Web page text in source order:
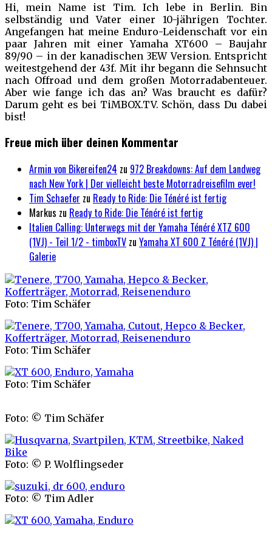
Hi, mein Name ist Tim. Ich lebe in Berlin. Bin
selbständig und Vater einer 10-jährigen Tochter.
Angefangen hat meine Enduro-Leidenschaft vor ein
paar Jahren mit einer Yamaha XT600 – Baujahr
89/90 – in der kanadischen 3EW Version. Entspricht
weitestgehend der 43f. Mit ihr begann die Sehnsucht
nach Offroad und dem großen Motorradabenteuer.
Aber wie fange ich das an? Was braucht es dafür?
Darum geht es bei TiMBOX.TV. Schön, dass Du dabei
bist!
Freue mich über deinen Kommentar
Armin von Bikereifen24 zu 972 Breakdowns: Auf dem Landweg
nach New York | Der vielleicht beste Motorradreisefilm ever!
Tim Schaefer zu Ready to Ride: Die Ténéré ist fertig
Markus zu Ready to Ride: Die Ténéré ist fertig
Italien Calling: Unterwegs mit der Yamaha Ténéré XTZ 600
(1VJ) - Teil 1/2 - timboxTV zu Yamaha XT 600 Z Ténéré (1VJ) |
Galerie
Foto: Tim Schäfer
Foto: Tim Schäfer
Foto: Tim Schäfer
Foto: © Tim Schäfer
Foto: © P. Wolflingseder
Foto: © Tim Adler